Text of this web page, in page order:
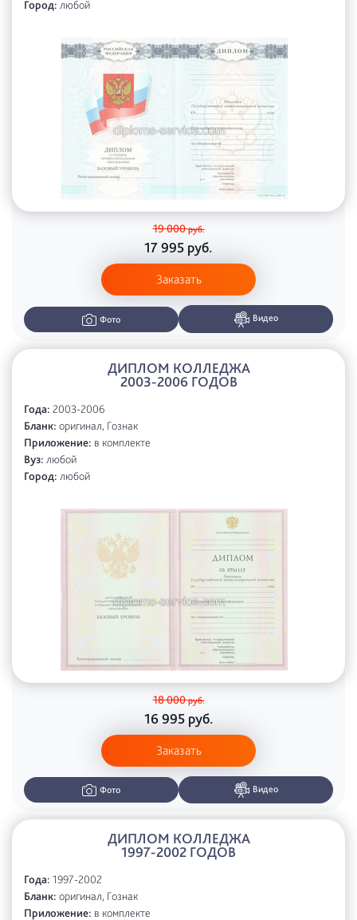
Город: любой
19 000руб.
17 995 руб.
Заказать
Фото Видео
ДИПЛОМ КОЛЛЕДЖА
2003-2006 ГОДОВ
Года: 2003-2006
Бланк: оригинал, Гознак
Приложение: в комплекте
Вуз: любой
Город: любой
18 000руб.
16 995 руб.
Заказать
Фото Видео
ДИПЛОМ КОЛЛЕДЖА
1997-2002 ГОДОВ
Года: 1997-2002
Бланк: оригинал, Гознак
Приложение: в комплекте